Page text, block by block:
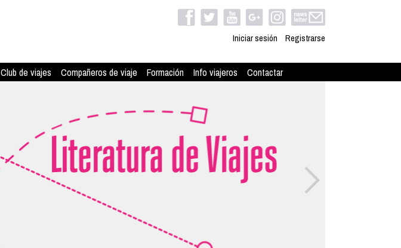
Iniciar sesión Registrarse
Club de viajes Compañeros de viaje Formación Info viajeros Contactar